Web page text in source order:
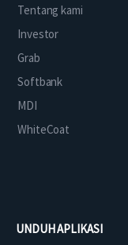
Tentang kami
Investor
Grab
Softbank
MDI
WhiteCoat
UNDUH APLIKASI